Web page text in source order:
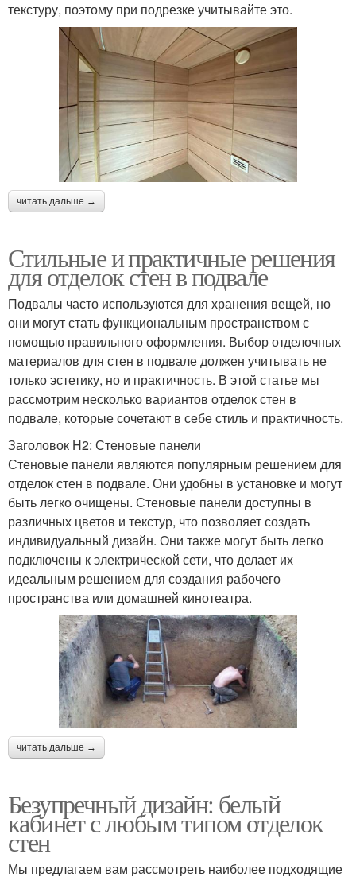
текстуру, поэтому при подрезке учитывайте это.
читать дальше →
Стильные и практичные решения
для отделок стен в подвале
Подвалы часто используются для хранения вещей, но
они могут стать функциональным пространством с
помощью правильного оформления. Выбор отделочных
материалов для стен в подвале должен учитывать не
только эстетику, но и практичность. В этой статье мы
рассмотрим несколько вариантов отделок стен в
подвале, которые сочетают в себе стиль и практичность.
Заголовок H2: Стеновые панели
Стеновые панели являются популярным решением для
отделок стен в подвале. Они удобны в установке и могут
быть легко очищены. Стеновые панели доступны в
различных цветов и текстур, что позволяет создать
индивидуальный дизайн. Они также могут быть легко
подключены к электрической сети, что делает их
идеальным решением для создания рабочего
пространства или домашней кинотеатра.
читать дальше →
Безупречный дизайн: белый
кабинет с любым типом отделок
стен
Мы предлагаем вам рассмотреть наиболее подходящие